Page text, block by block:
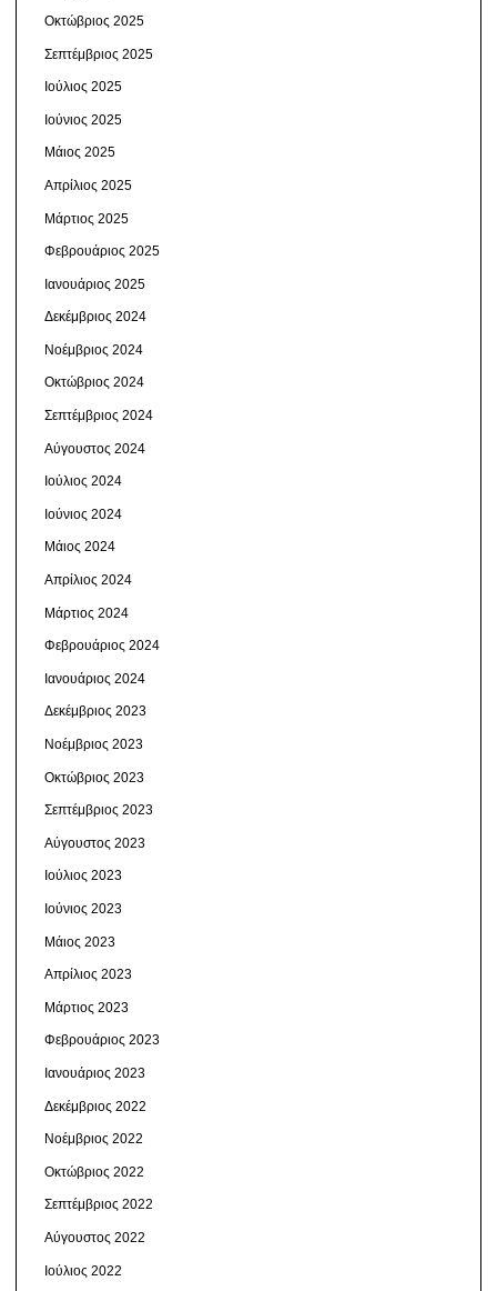
Οκτώβριος 2025
Σεπτέμβριος 2025
Ιούλιος 2025
Ιούνιος 2025
Μάιος 2025
Απρίλιος 2025
Μάρτιος 2025
Φεβρουάριος 2025
Ιανουάριος 2025
Δεκέμβριος 2024
Νοέμβριος 2024
Οκτώβριος 2024
Σεπτέμβριος 2024
Αύγουστος 2024
Ιούλιος 2024
Ιούνιος 2024
Μάιος 2024
Απρίλιος 2024
Μάρτιος 2024
Φεβρουάριος 2024
Ιανουάριος 2024
Δεκέμβριος 2023
Νοέμβριος 2023
Οκτώβριος 2023
Σεπτέμβριος 2023
Αύγουστος 2023
Ιούλιος 2023
Ιούνιος 2023
Μάιος 2023
Απρίλιος 2023
Μάρτιος 2023
Φεβρουάριος 2023
Ιανουάριος 2023
Δεκέμβριος 2022
Νοέμβριος 2022
Οκτώβριος 2022
Σεπτέμβριος 2022
Αύγουστος 2022
Ιούλιος 2022